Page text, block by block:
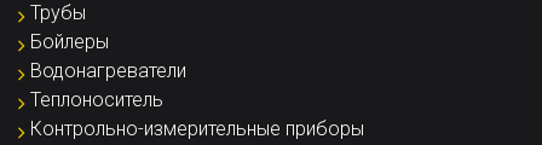
Трубы
Бойлеры
Водонагреватели
Теплоноситель
Контрольно-измерительные приборы